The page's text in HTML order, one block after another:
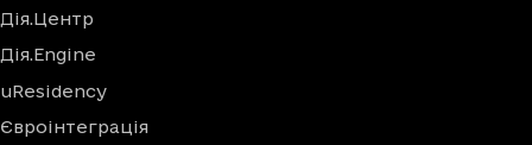
Дія.Центр
Дія.Engine
uResidency
Євроінтеграція